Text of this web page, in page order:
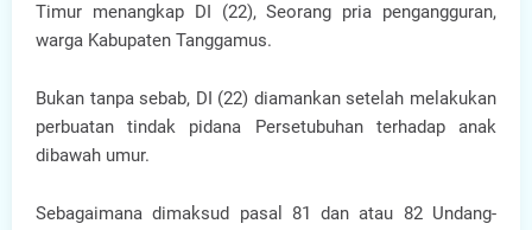
Timur menangkap DI (22), Seorang pria pengangguran,
warga Kabupaten Tanggamus.
Bukan tanpa sebab, DI (22) diamankan setelah melakukan
perbuatan tindak pidana Persetubuhan terhadap anak
dibawah umur.
Sebagaimana dimaksud pasal 81 dan atau 82 Undang-